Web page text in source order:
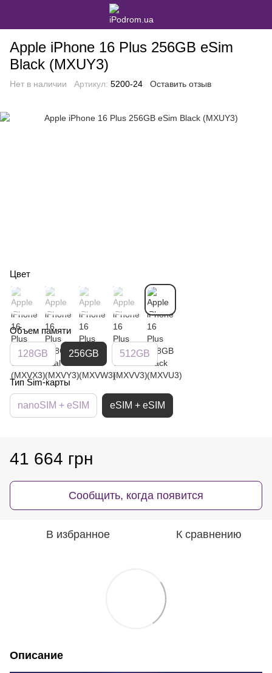
Apple iPhone 16 Plus 256GB eSim
Black (MXUY3)
Нет в наличии Артикул: 5200-24 Оставить отзыв
Цвет
Объем памяти
128GB 256GB 512GB
Тип Sim-карты
nanoSIM + eSIM eSIM + eSIM
41 664 грн
Сообщить, когда появится
В избранное К сравнению
Описание